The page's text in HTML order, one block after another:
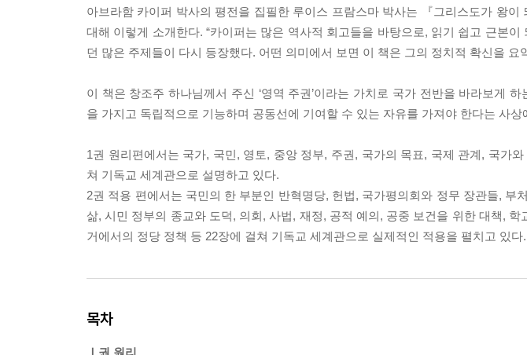
아브라함 카이퍼 박사의 평전을 집필한 루이스 프람스마 박사는 『그리스도가 왕
대해 이렇게 소개한다. “카이퍼는 많은 역사적 회고들을 바탕으로, 읽기 쉽고 근본
던 많은 주제들이 다시 등장했다. 어떤 의미에서 보면 이 책은 그의 정치적 확신을 요
이 책은 창조주 하나님께서 주신 ‘영역 주권’이라는 가치로 국가 전반을 바라보게
을 가지고 독립적으로 기능하며 공동선에 기여할 수 있는 자유를 가져야 한다는 사상
1권 원리편에서는 국가, 국민, 영토, 중앙 정부, 주권, 국가의 목표, 국제 관계, 국가
쳐 기독교 세계관으로 설명하고 있다.
2권 적용 편에서는 국민의 한 부분인 반혁명당, 헌법, 국가평의회와 정무 장관들, 부
삶, 시민 정부의 종교와 도덕, 의회, 사법, 재정, 공적 예의, 공중 보건을 위한 대책,
거에서의 정당 정책 등 22장에 걸쳐 기독교 세계관으로 실제적인 적용을 펼치고 있다.
목차
Ⅰ권 원리